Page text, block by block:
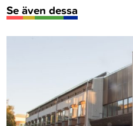
Se även dessa